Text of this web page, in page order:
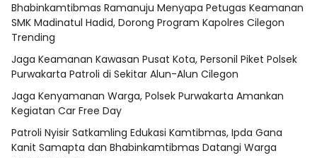
Bhabinkamtibmas Ramanuju Menyapa Petugas Keamanan
SMK Madinatul Hadid, Dorong Program Kapolres Cilegon
Trending
Jaga Keamanan Kawasan Pusat Kota, Personil Piket Polsek
Purwakarta Patroli di Sekitar Alun-Alun Cilegon
Jaga Kenyamanan Warga, Polsek Purwakarta Amankan
Kegiatan Car Free Day
Patroli Nyisir Satkamling Edukasi Kamtibmas, Ipda Gana
Kanit Samapta dan Bhabinkamtibmas Datangi Warga